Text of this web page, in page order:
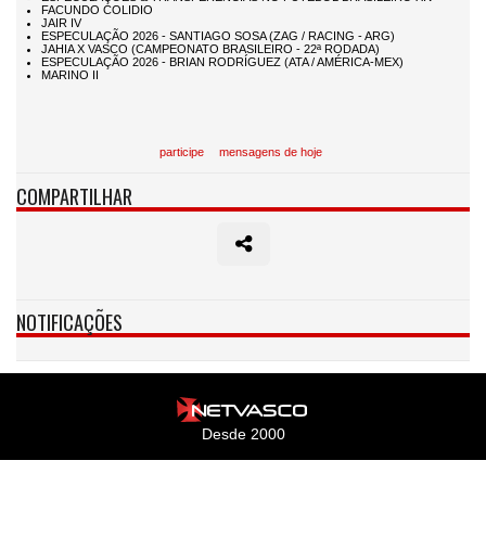
participe mensagens de hoje
COMPARTILHAR
NOTIFICAÇÕES
Desde 2000